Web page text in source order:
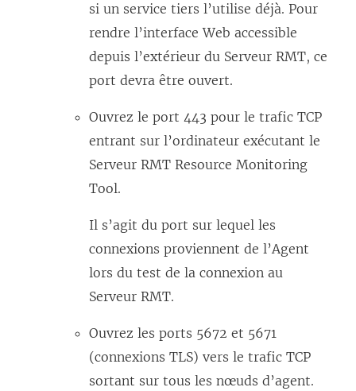
si un service tiers l’utilise déjà. Pour
rendre l’interface Web accessible
depuis l’extérieur du Serveur RMT, ce
port devra être ouvert.
Ouvrez le port 443 pour le trafic TCP
entrant sur l’ordinateur exécutant le
Serveur RMT Resource Monitoring
Tool.
Il s’agit du port sur lequel les
connexions proviennent de l’Agent
lors du test de la connexion au
Serveur RMT.
Ouvrez les ports 5672 et 5671
(connexions TLS) vers le trafic TCP
sortant sur tous les nœuds d’agent.